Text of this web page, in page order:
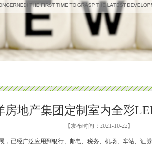
房地产集团定制室内全彩
【发布时间：2021-10-22】
，已经广泛应用到银行、邮电、税务、机场、车站、证